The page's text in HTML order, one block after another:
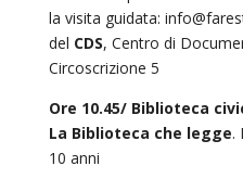
la visita guidata:
del CDS, Centro di
Circoscrizione 5
Ore 10.45/ Biblioteca
La Biblioteca che legge.
10 anni